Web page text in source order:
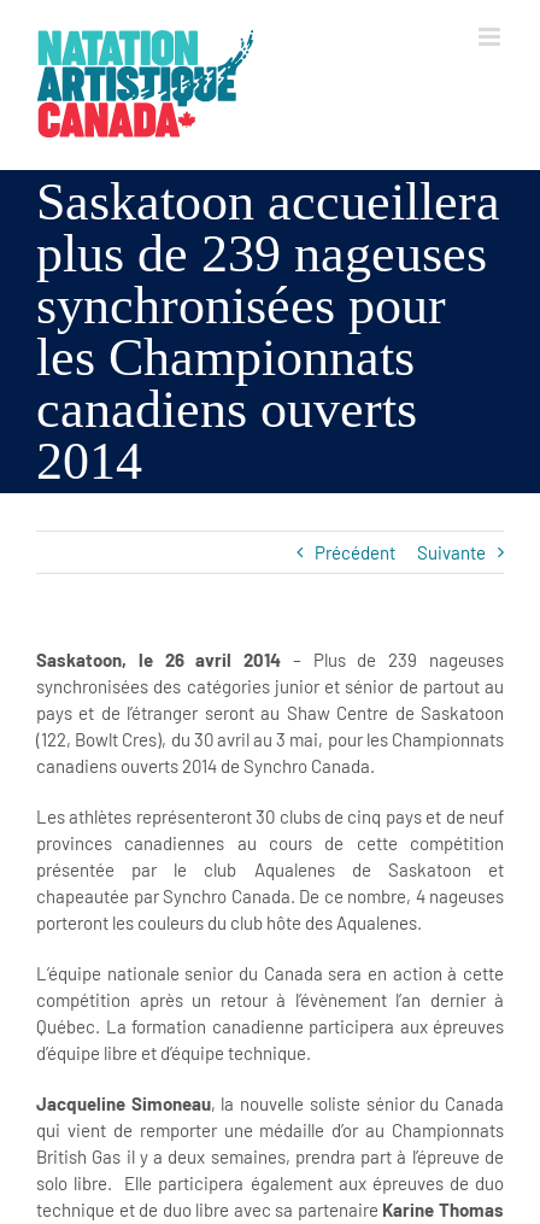
content
Saskatoon accueillera
plus de 239 nageuses
synchronisées pour
les Championnats
canadiens ouverts
2014
Précédent Suivante
Saskatoon, le 26 avril 2014 – Plus de 239 nageuses
synchronisées des catégories junior et sénior de partout au
pays et de l’étranger seront au Shaw Centre de Saskatoon
(122, Bowlt Cres), du 30 avril au 3 mai, pour les Championnats
canadiens ouverts 2014 de Synchro Canada.
Les athlètes représenteront 30 clubs de cinq pays et de neuf
provinces canadiennes au cours de cette compétition
présentée par le club Aqualenes de Saskatoon et
chapeautée par Synchro Canada. De ce nombre, 4 nageuses
porteront les couleurs du club hôte des Aqualenes.
L’équipe nationale senior du Canada sera en action à cette
compétition après un retour à l’évènement l’an dernier à
Québec. La formation canadienne participera aux épreuves
d’équipe libre et d’équipe technique.
Jacqueline Simoneau, la nouvelle soliste sénior du Canada
qui vient de remporter une médaille d’or au Championnats
British Gas il y a deux semaines, prendra part à l’épreuve de
solo libre. Elle participera également aux épreuves de duo
technique et de duo libre avec sa partenaire Karine Thomas